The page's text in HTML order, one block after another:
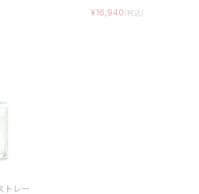
16,940
トレー